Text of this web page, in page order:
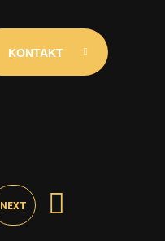
KONTAKT
NEXT